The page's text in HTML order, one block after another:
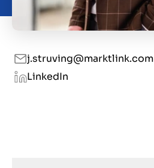
j.struving@marktlink.com
LinkedIn